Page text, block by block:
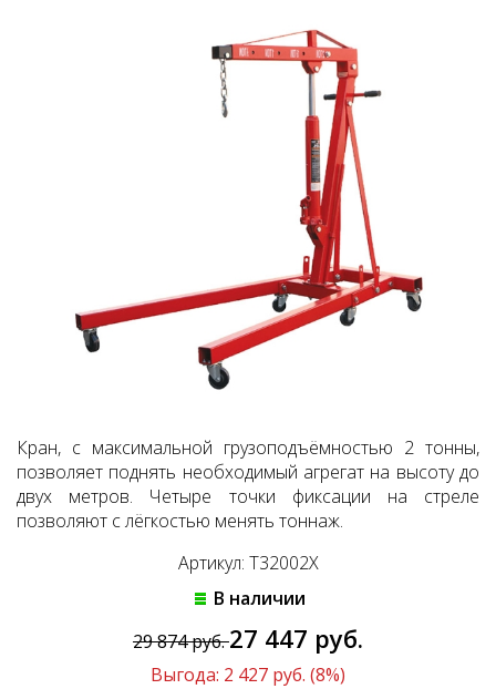
Кран, с максимальной грузоподъёмностью 2 тонны,
позволяет поднять необходимый агрегат на высоту до
двух метров. Четыре точки фиксации на стреле
позволяют с лёгкостью менять тоннаж.
Артикул: T32002Х
В наличии
29 874 руб.27 447 руб.
Выгода: 2 427 руб. (8%)